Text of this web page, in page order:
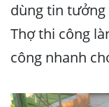
dùng tin
Thợ thi công
công nhanh